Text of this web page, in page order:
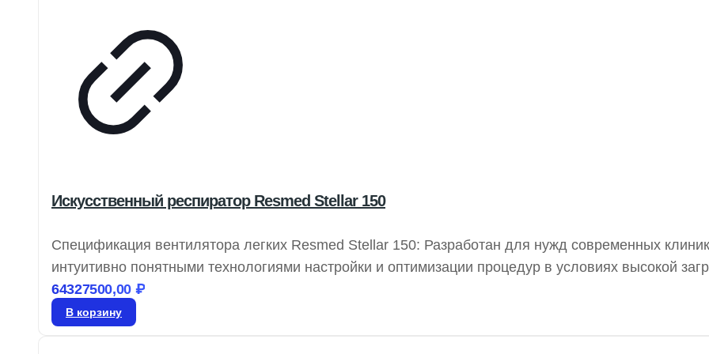
Искусственный респиратор Resmed Stellar 150
Спецификация вентилятора легких Resmed Stellar 150: Разработан для нужд современных
интуитивно понятными технологиями настройки и оптимизации процедур в условиях высокой
обеспечивает надежную вентиляцию для разнообразных пациентов и поддерживает мобильность,
удовлетворяя их респираторные потребности.
64327500,00 ₽
В корзину